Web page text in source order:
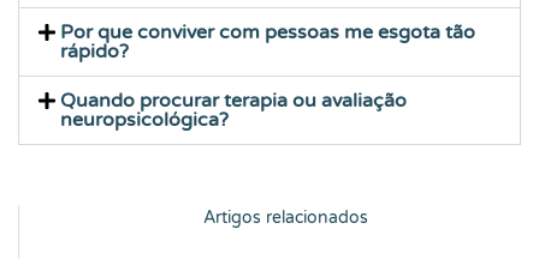
Por que conviver com pessoas me esgota tão
rápido?
Quando procurar terapia ou avaliação
neuropsicológica?
Artigos relacionados